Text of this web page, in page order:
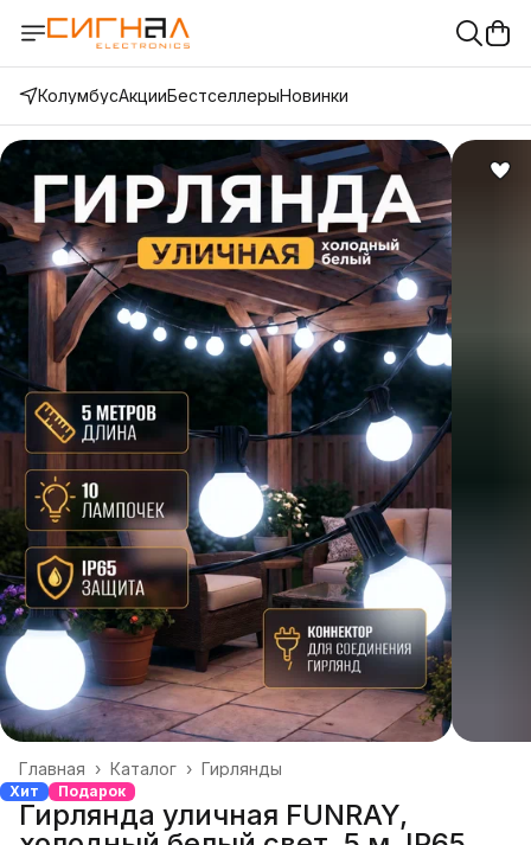
КолумбусАкцииБестселлерыНовинки
Гирлянды
Каталог ›
Главная ›
Хит Подарок
Гирлянда уличная FUNRAY,